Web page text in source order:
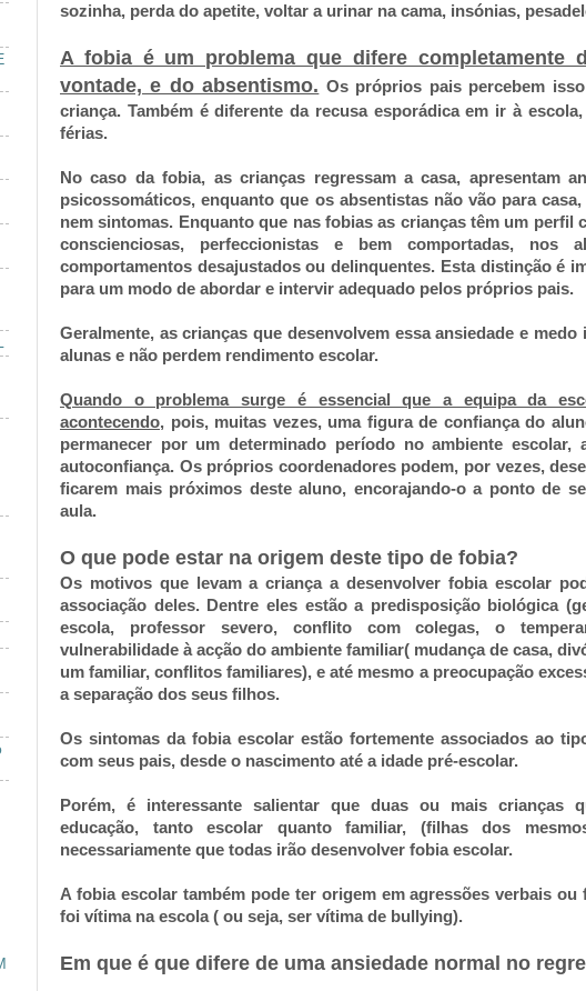
sozinha, perda do apetite, voltar a urinar na cama, insónias,
A fobia é um problema que difere completamente
vontade, e do absentismo. Os próprios pais percebem
criança. Também é diferente da recusa esporádica em ir à
férias.
No caso da fobia, as crianças regressam a casa, apresentam
psicossomáticos, enquanto que os absentistas não vão para
nem sintomas. Enquanto que nas fobias as crianças têm um perfil
conscienciosas, perfeccionistas e bem comportadas, nos
comportamentos desajustados ou delinquentes. Esta distinção é
para um modo de abordar e intervir adequado pelos próprios pais.
Geralmente, as crianças que desenvolvem essa ansiedade e
alunas e não perdem rendimento escolar.
Quando o problema surge é essencial que a equipa da
acontecendo, pois, muitas vezes, uma figura de confiança do
permanecer por um determinado período no ambiente escolar,
autoconfiança. Os próprios coordenadores podem, por vezes,
ficarem mais próximos deste aluno, encorajando-o a ponto de
aula.
O que pode estar na origem deste tipo de fobia?
Os motivos que levam a criança a desenvolver fobia escolar
associação deles. Dentre eles estão a predisposição biológica
escola, professor severo, conflito com colegas, o
vulnerabilidade à acção do ambiente familiar( mudança de casa,
um familiar, conflitos familiares), e até mesmo a preocupação
a separação dos seus filhos.
Os sintomas da fobia escolar estão fortemente associados ao
com seus pais, desde o nascimento até a idade pré-escolar.
Porém, é interessante salientar que duas ou mais crianças
educação, tanto escolar quanto familiar, (filhas dos
necessariamente que todas irão desenvolver fobia escolar.
A fobia escolar também pode ter origem em agressões verbais ou
foi vítima na escola ( ou seja, ser vítima de bullying).
Em que é que difere de uma ansiedade normal no